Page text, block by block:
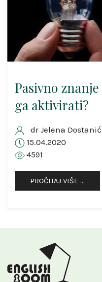
Pasivno
ga aktivirati?
dr Jelena Dostanić
15.04.2020
4591
PROČITAJ VIŠE …